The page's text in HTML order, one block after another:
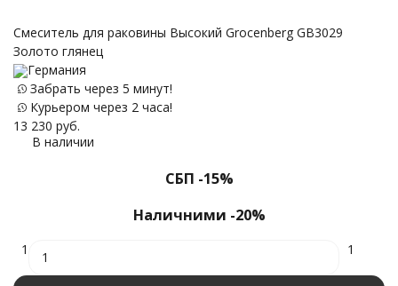
Смеситель для раковины Высокий Grocenberg GB3029
Золото глянец
Германия
Забрать через 5 минут!
Курьером через 2 часа!
13 230 руб.
В наличии
СБП -15%
Наличними -20%
1 1